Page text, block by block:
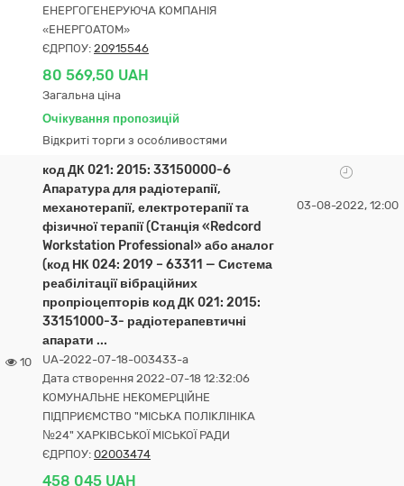
ЕНЕРГОГЕНЕРУЮЧА КОМПАНІЯ
«ЕНЕРГОАТОМ»
ЄДРПОУ: 20915546
80 569,50 UAH
Загальна ціна
Очікування пропозицій
Відкриті торги з особливостями
10
код ДК 021: 2015: 33150000-6
Апаратура для радіотерапії,
механотерапії, електротерапії та
фізичної терапії (Cтанція «Redcord
Workstation Professional» або аналог
(код НК 024: 2019 – 63311 — Система
реабілітації вібраційних
пропріоцепторів код ДК 021: 2015:
33151000-3- радіотерапевтичні
апарати ...
UA-2022-07-18-003433-a
Дата створення 2022-07-18 12:32:06
КОМУНАЛЬНЕ НЕКОМЕРЦІЙНЕ
ПІДПРИЄМСТВО "МІСЬКА ПОЛІКЛІНІКА
№24" ХАРКІВСЬКОЇ МІСЬКОЇ РАДИ
ЄДРПОУ: 02003474
458 045 UAH
03-08-2022, 12:00